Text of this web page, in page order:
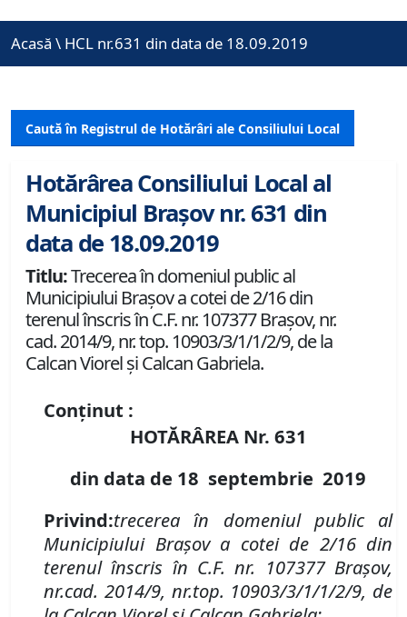
Acasă \ HCL nr.631 din data de 18.09.2019
Caută în Registrul de Hotărâri ale Consiliului Local
Hotărârea Consiliului Local al
Municipiul Brașov nr. 631 din
data de 18.09.2019
Titlu:Trecerea în domeniul public al
Municipiului Braşov a cotei de 2/16 din
terenul înscris în C.F. nr. 107377 Brașov, nr.
cad. 2014/9, nr. top. 10903/3/1/1/2/9, de la
Calcan Viorel și Calcan Gabriela.
Conținut :
HOTĂRÂREA Nr. 631
din data de 18 septembrie 2019
Privind:trecerea în domeniul public al
Municipiului Braşov a cotei de 2/16 din
terenul înscris în C.F. nr. 107377 Brașov,
nr.cad. 2014/9, nr.top. 10903/3/1/1/2/9, de